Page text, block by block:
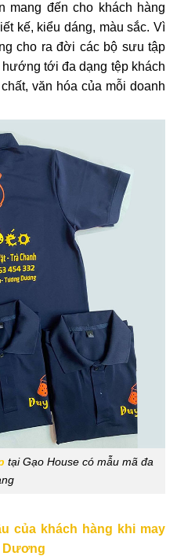
mang đến cho khách hàng
kế, kiểu dáng, màu sắc. Vì
cho ra đời các bộ sưu tập
tới đa dạng tệp khách
văn hóa của mỗi doanh
tại Gạo House có mẫu mã đa
của khách hàng khi may
Dương